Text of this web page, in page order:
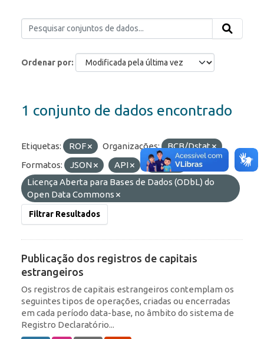
Ordenar por
1 conjunto de dados encontrado
Etiquetas: ROF Organizações:
BCB/Dstat
Formatos:
JSON API HTML
Licenças:
Licença Aberta para Bases de Dados (ODbL) do
Open Data Commons
Filtrar Resultados
Publicação dos registros de capitais
estrangeiros
Os registros de capitais estrangeiros contemplam os
seguintes tipos de operações, criadas ou encerradas
em cada período data-base, no âmbito do sistema de
Registro Declaratório...